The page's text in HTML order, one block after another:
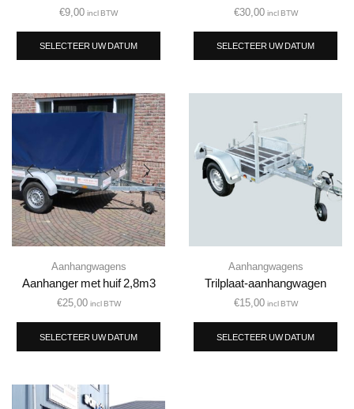
€9,00 incl BTW
SELECTEER UW DATUM
€30,00 incl BTW
SELECTEER UW DATUM
Aanhangwagens
Aanhanger met huif 2,8m3
€25,00 incl BTW
SELECTEER UW DATUM
Aanhangwagens
Trilplaat-aanhangwagen
€15,00 incl BTW
SELECTEER UW DATUM